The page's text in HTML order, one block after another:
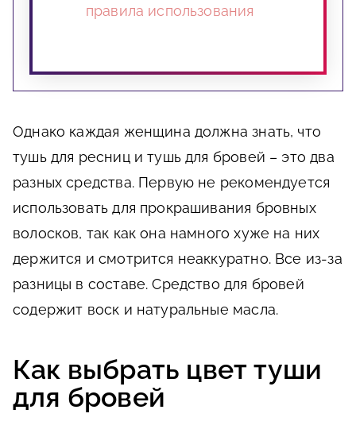
правила использования
Однако каждая женщина должна знать, что
тушь для ресниц и тушь для бровей – это два
разных средства. Первую не рекомендуется
использовать для прокрашивания бровных
волосков, так как она намного хуже на них
держится и смотрится неаккуратно. Все из-за
разницы в составе. Средство для бровей
содержит воск и натуральные масла.
Как выбрать цвет туши
для бровей